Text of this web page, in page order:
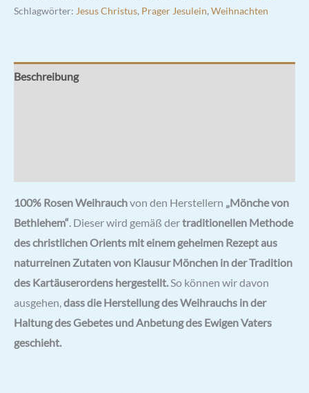
Schlagwörter: Jesus Christus, Prager Jesulein, Weihnachten
Beschreibung
100% Rosen Weihrauchvon den Herstellern „Mönche von
Bethlehem“. Dieser wird gemäß dertraditionellen Methode
des christlichen Orients mit einem geheimen Rezept aus
naturreinen Zutaten von Klausur Mönchen in der Tradition
des Kartäuserordens hergestellt.So können wir davon
ausgehen,dass die Herstellung des Weihrauchs in der
Haltung des Gebetes und Anbetung des Ewigen Vaters
geschieht.